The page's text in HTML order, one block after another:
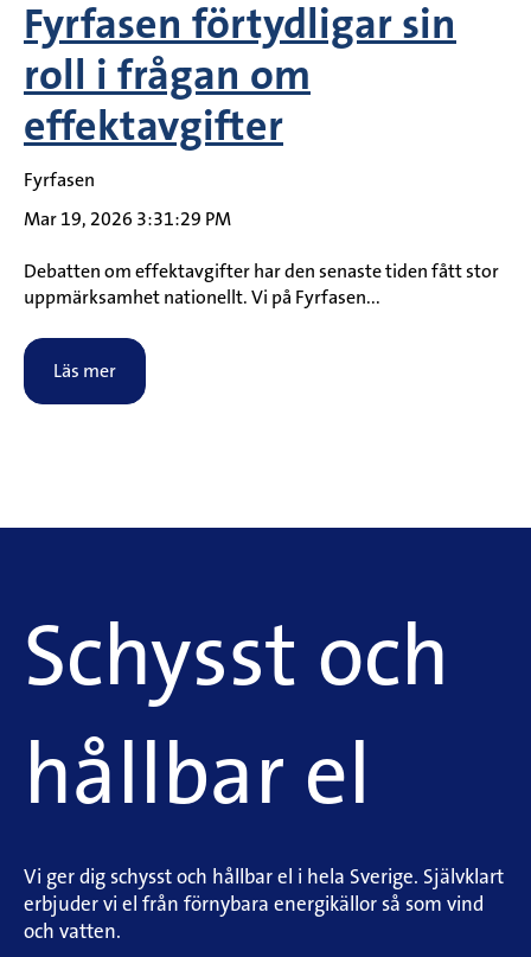
Fyrfasen förtydligar sin
roll i frågan om
effektavgifter
Fyrfasen
Mar 19, 2026 3:31:29 PM
Debatten om effektavgifter har den senaste tiden fått stor
uppmärksamhet nationellt. Vi på Fyrfasen...
Läs mer
Schysst och
hållbar el
Vi ger dig schysst och hållbar el i hela Sverige. Självklart
erbjuder vi el från förnybara energikällor så som vind
och vatten.